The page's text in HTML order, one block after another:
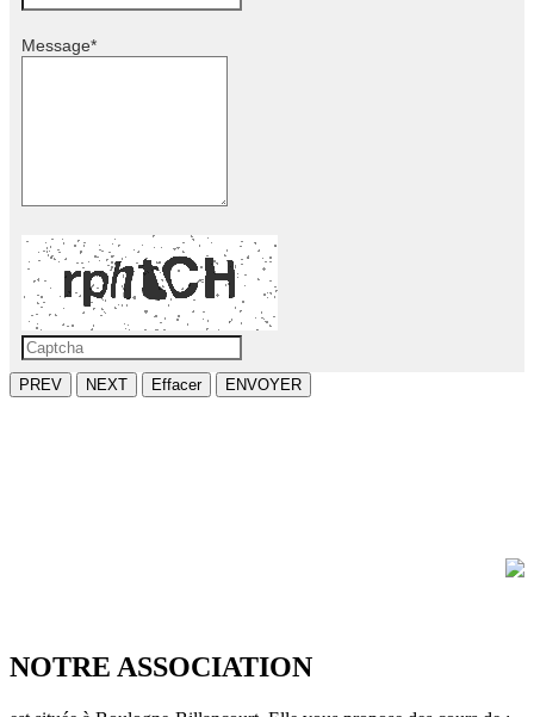
Message*
PREV NEXT Effacer ENVOYER
NOTRE ASSOCIATION